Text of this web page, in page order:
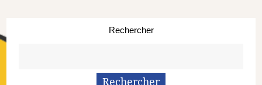
Rechercher